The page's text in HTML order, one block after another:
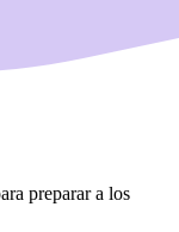
preparar a los